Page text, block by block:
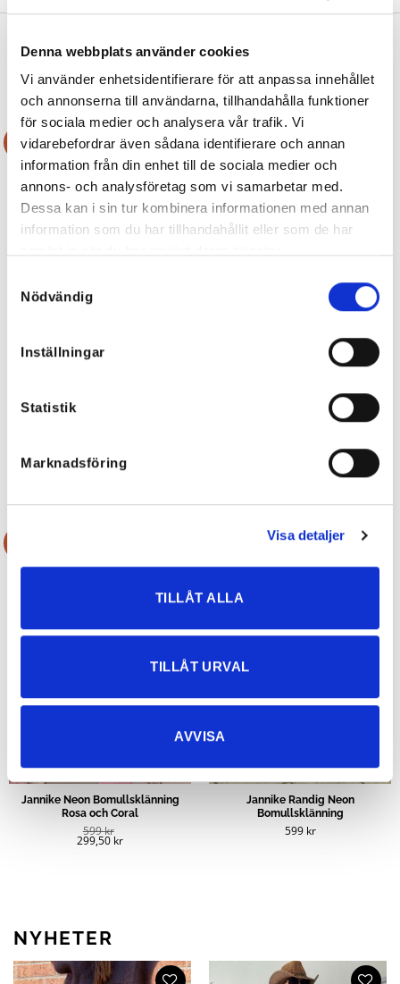
Denna webbplats använder cookies
Vi använder enhetsidentifierare för att anpassa innehållet
och annonserna till användarna, tillhandahålla funktioner
för sociala medier och analysera vår trafik. Vi
vidarebefordrar även sådana identifierare och annan
information från din enhet till de sociala medier och
annons- och analysföretag som vi samarbetar med.
Dessa kan i sin tur kombinera informationen med annan
information som du har tillhandahållit eller som de har
Nödvändig
Inställningar
Statistik
Marknadsföring
Visa detaljer
TILLÅT ALLA
TILLÅT URVAL
AVVISA
RELATERADE PRODUKTER
Rea! Rea!
Stella Bomullsklänning Snäcka
Jannike Neon Bomullsklänning
Rosa och Coral
599kr
299,50 kr
SLUT I LAGER
Jannike Randig Neon
Bomullsklänning
599 kr
NYHETER